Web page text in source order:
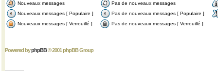
Nouveaux messages
Pas de nouveaux messages
Nouveaux messages [ Populaire ]
Pas de nouveaux messages [ Populaire ]
Nouveaux messages [ Verrouillé ]
Pas de nouveaux messages [ Verrouillé ]
Powered byphpBB© 2001 phpBB Group